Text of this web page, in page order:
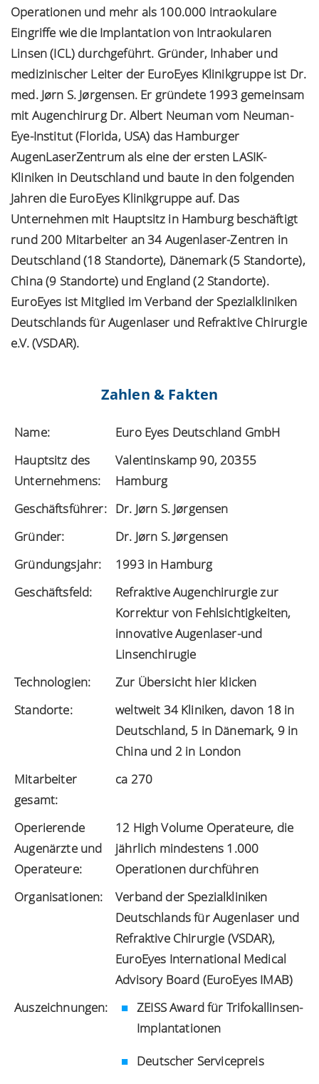
Operationen und mehr als 100.000 intraokulare
Eingriffe wie die Implantation von Intraokularen
Linsen (ICL) durchgeführt. Gründer, Inhaber und
medizinischer Leiter der EuroEyes Klinikgruppe ist Dr.
med. Jørn S. Jørgensen. Er gründete 1993 gemeinsam
mit Augenchirurg Dr. Albert Neuman vom Neuman-
Eye-Institut (Florida, USA) das Hamburger
AugenLaserZentrum als eine der ersten LASIK-
Kliniken in Deutschland und baute in den folgenden
Jahren die EuroEyes Klinikgruppe auf. Das
Unternehmen mit Hauptsitz in Hamburg beschäftigt
rund 200 Mitarbeiter an 34 Augenlaser-Zentren in
Deutschland (18 Standorte), Dänemark (5 Standorte),
China (9 Standorte) und England (2 Standorte).
EuroEyes ist Mitglied im Verband der Spezialkliniken
Deutschlands für Augenlaser und Refraktive Chirurgie
e.V. (VSDAR).
Zahlen & Fakten
Name:
Euro Eyes Deutschland GmbH
Hauptsitz des
Unternehmens:
Valentinskamp 90, 20355
Hamburg
Geschäftsführer: Dr. Jørn S. Jørgensen
Gründer:
Dr. Jørn S. Jørgensen
Gründungsjahr:
1993 in Hamburg
Geschäftsfeld:
Refraktive Augenchirurgie zur
Korrektur von Fehlsichtigkeiten,
innovative Augenlaser-und
Linsenchirugie
Technologien:
Zur Übersicht hier klicken
Standorte:
weltweit 34 Kliniken, davon 18 in
Deutschland, 5 in Dänemark, 9 in
China und 2 in London
Mitarbeiter
gesamt:
ca 270
Operierende
Augenärzte und
Operateure:
12 High Volume Operateure, die
jährlich mindestens 1.000
Operationen durchführen
Organisationen:
Verband der Spezialkliniken
Deutschlands für Augenlaser und
Refraktive Chirurgie (VSDAR),
EuroEyes International Medical
Advisory Board (EuroEyes IMAB)
Auszeichnungen:
ZEISS Award für Trifokallinsen-
Implantationen
Deutscher Servicepreis